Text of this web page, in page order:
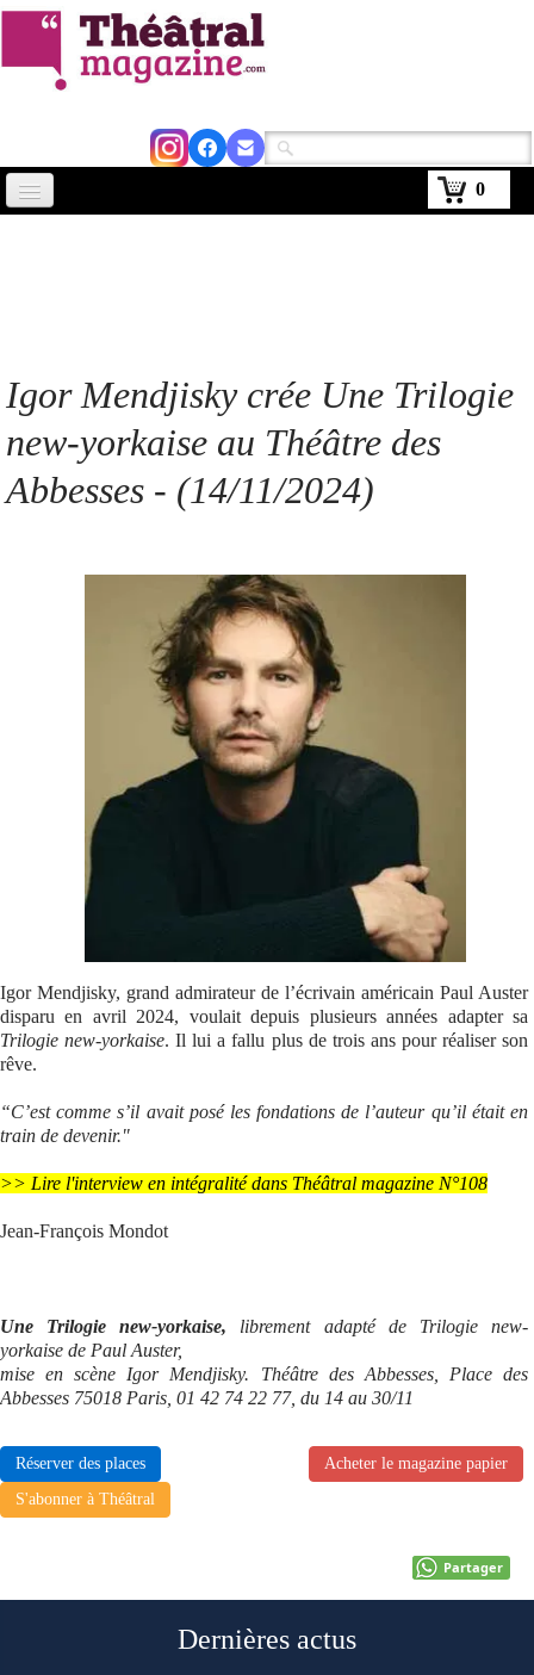
0
Agenda
Kiosque
Se connecter
Igor Mendjisky crée Une Trilogie
new-yorkaise au Théâtre des
Abbesses - (14/11/2024)
Igor Mendjisky, grand admirateur de l’écrivain américain Paul Auster
disparu en avril 2024, voulait depuis plusieurs années adapter sa
Trilogie new-yorkaise. Il lui a fallu plus de trois ans pour réaliser son
rêve.
“C’est comme s’il avait posé les fondations de l’auteur qu’il était en
train de devenir."
>> Lire l'interview en intégralité dans Théâtral magazine N°108
Jean-François Mondot
Une Trilogie new-yorkaise, librement adapté de Trilogie new-
yorkaise de Paul Auster,
mise en scène Igor Mendjisky. Théâtre des Abbesses, Place des
Abbesses 75018 Paris, 01 42 74 22 77, du 14 au 30/11
Réserver des places
Acheter le magazine papier
S'abonner à Théâtral
Partager
Dernières actus